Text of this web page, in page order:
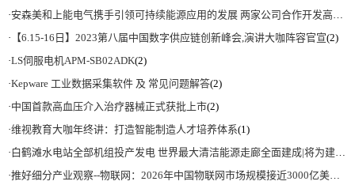
·安森美和上能电气携手引领可持续能源应用的发展 两家公司合作开发高性能储能和太阳能组串式逆变器方案 以实现可持续的未来
· 【6.15-16日】2023第八届中国数字供应链创新峰会,演讲大咖阵容官宣(2)
·LS伺服电机APM-SB02ADK(2)
·Kepware 工业数据采集软件 及 常见问题解答(2)
·中国首款高血压介入治疗器械正式获批上市(2)
·维视教育大咖年终讲：打造智能制造人才培养体系(1)
·白鹤滩水电站全部机组投产发电 世界最大清洁能源走廊全面建成|将为建设新型能源体系、保障国家能源安全、实现“双碳”目标提供有力支撑
·推好细分产业观察--物联网：2026年中国物联网市场规模接近3000亿美元 智慧工厂、智慧城市、智慧电网等将占60%以上